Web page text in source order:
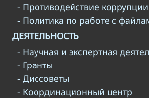
- Противодействие коррупции
- Политика по работе с
ДЕЯТЕЛЬНОСТЬ
- Научная и экспертная
- Гранты
- Диссоветы
- Координационный центр